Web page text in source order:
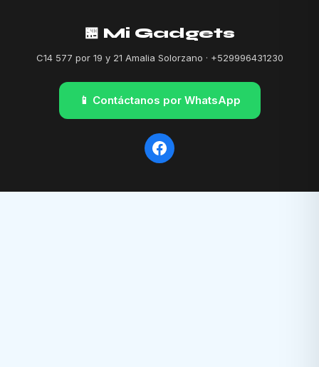
🏪 Mi Gadgets
C14 577 por 19 y 21 Amalia Solorzano · +529996431230
📱 Contáctanos por WhatsApp